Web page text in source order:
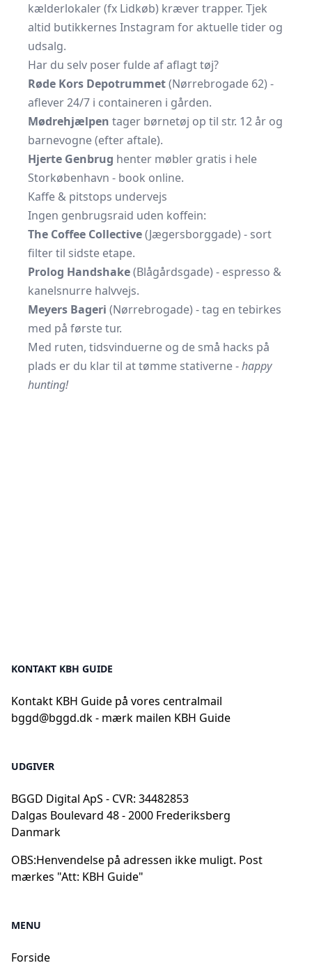
kælderlokaler (fx Lidkøb) kræver trapper. Tjek
altid butikkernes Instagram for aktuelle tider og
udsalg.
Har du selv poser fulde af aflagt tøj?
Røde Kors Depotrummet(Nørrebrogade 62) -
aflever 24/7 i containeren i gården.
Mødrehjælpen tager børnetøj op til str. 12 år og
barnevogne (efter aftale).
Hjerte Genbrug henter møbler gratis i hele
Storkøbenhavn - book online.
Kaffe & pitstops undervejs
Ingen genbrugsraid uden koffein:
The Coffee Collective(Jægersborggade) - sort
filter til sidste etape.
Prolog Handshake(Blågårdsgade) - espresso &
kanelsnurre halvvejs.
Meyers Bageri (Nørrebrogade) - tag en tebirkes
med på første tur.
Med ruten, tidsvinduerne og de små hacks på
plads er du klar til at tømme stativerne -happy
hunting!
KONTAKT KBH GUIDE
Kontakt KBH Guide på vores centralmail
bggd@bggd.dk- mærk mailen KBH Guide
UDGIVER
BGGD Digital ApS - CVR: 34482853
Dalgas Boulevard 48 - 2000 Frederiksberg
Danmark
OBS:Henvendelse på adressen ikke muligt. Post
mærkes "Att: KBH Guide"
MENU
Forside